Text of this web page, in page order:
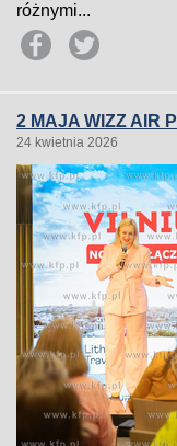
różnymi...
2 MAJA WIZZ AIR
24 kwietnia 2026